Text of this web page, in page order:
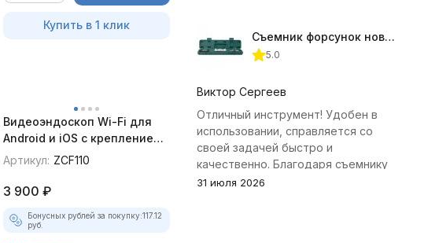
Купить в 1 клик
Видеоэндоскоп Wi-Fi для
Android и iOS с креплением
для смартфона
Артикул: ZCF110
3 900 ₽
Бонусных рублей за покупку:117.12
руб.
Съемник форсунок новых дизельных двигателей Jonnesway
5.0
Виктор Сергеев
Отличный инструмент! Удобен в
использовании, справляется со
своей задачей быстро и
качественно. Благодаря съемнику
удалось избежать лишних хлопот с
31 июля 2026